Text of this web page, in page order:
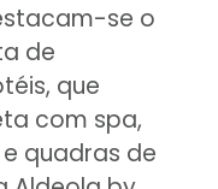
se o
de
que
com spa,
quadras de